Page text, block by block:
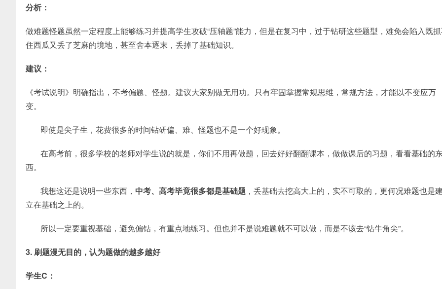
分析：
做难题怪题虽然一定程度上能够练习并提高学生攻破“压轴题”能力，但是在复习中，过于钻研这些题型，难免会陷入既
住西瓜又丢了芝麻的境地，甚至舍本逐末，丢掉了基础知识。
建议：
《考试说明》明确指出，不考偏题、怪题。建议大家别做无用功。只有牢固掌握常规思维，常规方法，才能以不变应万
变。
即使是尖子生，花费很多的时间钻研偏、难、怪题也不是一个好现象。
在高考前，很多学校的老师对学生说的就是，你们不用再做题，回去好好翻翻课本，做做课后的习题，看看基础的
西。
我想这还是说明一些东西， 中考、高考毕竟很多都是基础题 ，丢基础去挖高大上的，实不可取的，更何况难题也是
立在基础之上的。
所以一定要重视基础，避免偏钻，有重点地练习。但也并不是说难题就不可以做，而是不该去“钻牛角尖”。
3. 刷题漫无目的，认为题做的越多越好
学生C：